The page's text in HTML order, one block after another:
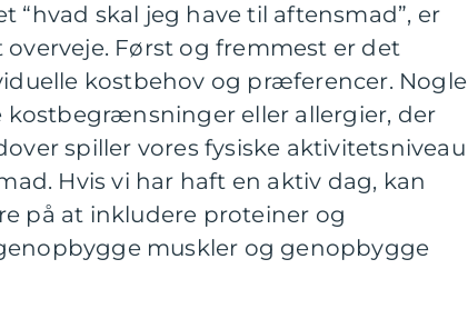
“hvad skal jeg have til aftensmad”, er
Først og fremmest er det
kostbehov og præferencer. Nogle
eller allergier, der
spiller vores fysiske aktivitetsniveau
Hvis vi har haft en aktiv dag, kan
på at inkludere proteiner og
muskler og genopbygge